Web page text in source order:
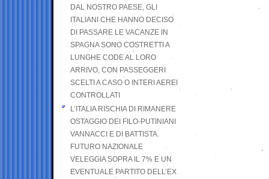
DAL NOSTRO PAESE, GLI
ITALIANI CHE HANNO DECISO
DI PASSARE LE VACANZE IN
SPAGNA SONO COSTRETTI A
LUNGHE CODE AL LORO
ARRIVO, CON PASSEGGERI
SCELTI A CASO O INTERI AEREI
CONTROLLATI
L’ITALIA RISCHIA DI RIMANERE
OSTAGGIO DEI FILO-PUTINIANI
VANNACCI E DI BATTISTA.
FUTURO NAZIONALE
VELEGGIA SOPRA IL 7% E UN
EVENTUALE PARTITO DELL’EX